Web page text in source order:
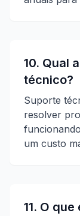
10. Qual
técnico?
Suporte
resolver
um custo
11. O